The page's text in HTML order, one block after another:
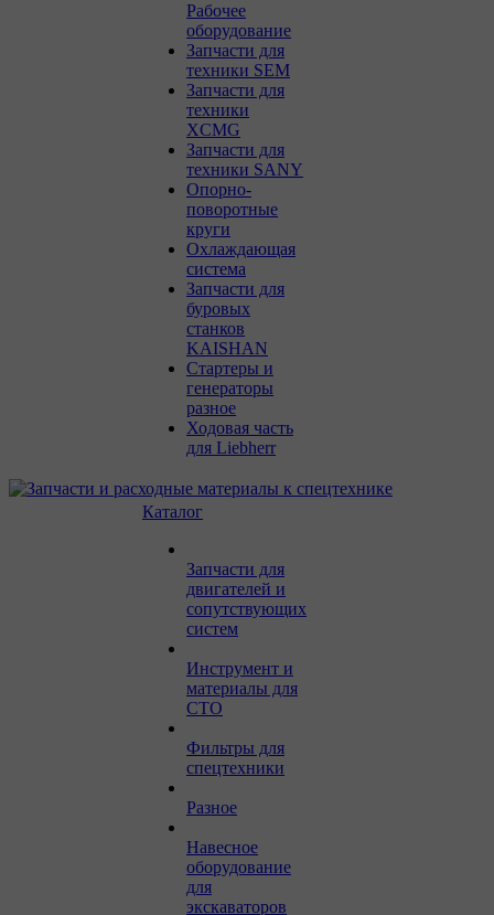
Рабочее
оборудование
Запчасти для
техники SEM
Запчасти для
техники
XCMG
Запчасти для
техники SANY
Опорно-
поворотные
круги
Охлаждающая
система
Запчасти для
буровых
станков
KAISHAN
Стартеры и
генераторы
разное
Ходовая часть
для Liebherr
Каталог
Запчасти для
двигателей и
сопутствующих
систем
Инструмент и
материалы для
СТО
Фильтры для
спецтехники
Разное
Навесное
оборудование
для
экскаваторов